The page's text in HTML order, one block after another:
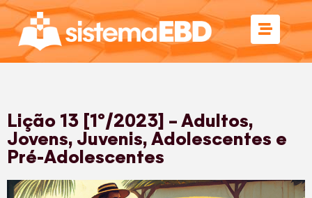
Lição 13 [1º/2023] – Adultos,
Jovens, Juvenis, Adolescentes e
Pré-Adolescentes